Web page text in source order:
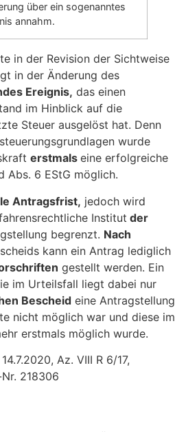
über ein sogenanntes
annahm.
in der Revision der Sichtweise
in der Änderung des
Ereignis, das einen
im Hinblick auf die
Steuer ausgelöst hat. Denn
wurde
erstmals eine erfolgreiche
Abs. 6 EStG möglich.
Antragsfrist, jedoch wird
Institut der
begrenzt. Nach
kann ein Antrag lediglich
gestellt werden. Ein
im Urteilsfall liegt dabei nur
Bescheid eine Antragstellung
nicht möglich war und diese im
erstmals möglich wurde.
Az. VIII R 6/17,
218306